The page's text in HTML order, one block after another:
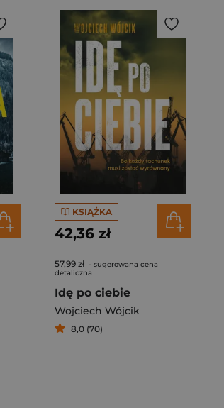
KSIĄŻKA
42,36 zł
57,99 zł - sugerowana cena
detaliczna
Idę po ciebie
Wojciech Wójcik
8,0 (70)